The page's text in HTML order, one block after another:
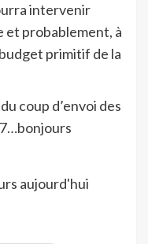
intervenir
et probablement, à
primitif de la
coup d’envoi des
aujourd'hui